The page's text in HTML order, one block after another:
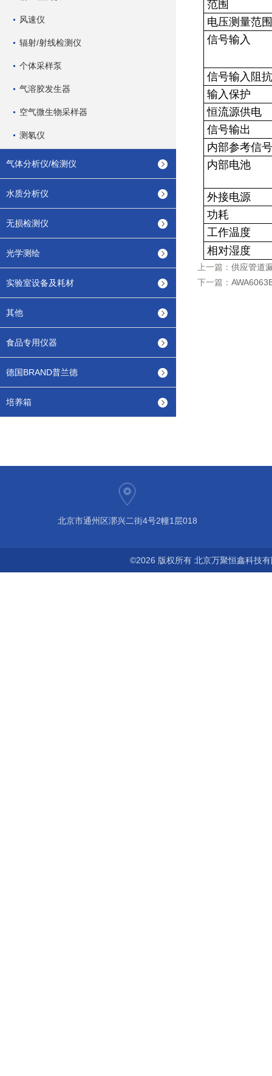
风速仪
辐射/射线检测仪
个体采样泵
气溶胶发生器
空气微生物采样器
测氡仪
气体分析仪/检测仪
水质分析仪
无损检测仪
光学测绘
实验室设备及耗材
其他
食品专用仪器
德国BRAND普兰德
培养箱
范围
电压测量范围
信号输入
信号输入阻抗
输入保护
恒流源供电
信号输出
内部参考信号
内部电池
外接电源
功耗
工作温度
相对湿度
上一篇： 供应管道
下一篇：
北京市通州区漷兴二街4号2幢1层018
©2026 版权所有 北京万聚恒鑫科技